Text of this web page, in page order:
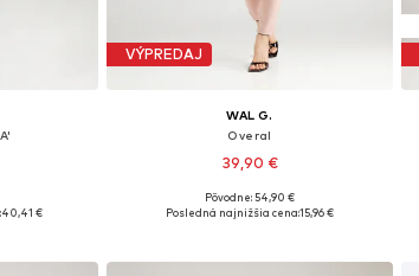
40,41 €
VÝPREDAJ
WAL G.
Overal
39,90 €
Dostupné veľkosti: S, M, L, XL
Pôvodne: 54,90 €
Posledná najnižšia cena:15,96 €